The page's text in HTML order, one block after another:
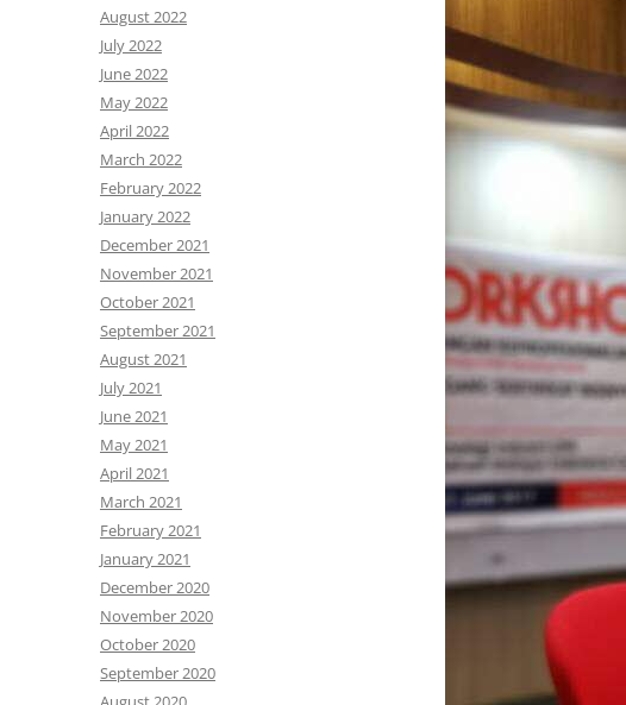
August 2022
July 2022
June 2022
May 2022
April 2022
March 2022
February 2022
January 2022
December 2021
November 2021
October 2021
September 2021
August 2021
July 2021
June 2021
May 2021
April 2021
March 2021
February 2021
January 2021
December 2020
November 2020
October 2020
September 2020